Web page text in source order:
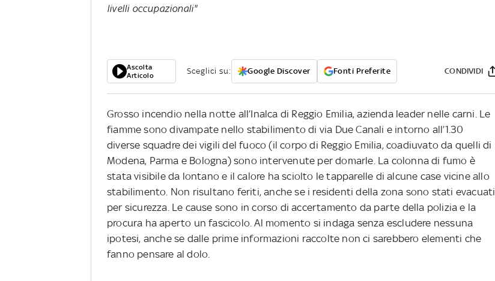
livelli occupazionali"
Ascolta
Articolo
Sceglici su: Google Discover Fonti Preferite CONDIVIDI
Grosso incendio nella notte all’Inalca di Reggio Emilia, azienda leader nelle carni. Le
fiamme sono divampate nello stabilimento di via Due Canali e intorno all’1.30
diverse squadre dei vigili del fuoco (il corpo di Reggio Emilia, coadiuvato da quelli di
Modena, Parma e Bologna) sono intervenute per domarle. La colonna di fumo è
stata visibile da lontano e il calore ha sciolto le tapparelle di alcune case vicine allo
stabilimento. Non risultano feriti, anche se i residenti della zona sono stati evacuati
per sicurezza. Le cause sono in corso di accertamento da parte della polizia e la
procura ha aperto un fascicolo. Al momento si indaga senza escludere nessuna
ipotesi, anche se dalle prime informazioni raccolte non ci sarebbero elementi che
fanno pensare al dolo.